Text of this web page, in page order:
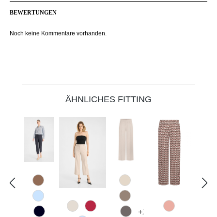
BEWERTUNGEN
Noch keine Kommentare vorhanden.
ÄHNLICHES FITTING
614 Toffee
815 Hellblau
343 Marzipan
547 Erdbeer
340 Kalk
618 Schattengrau
+2
58 Pink